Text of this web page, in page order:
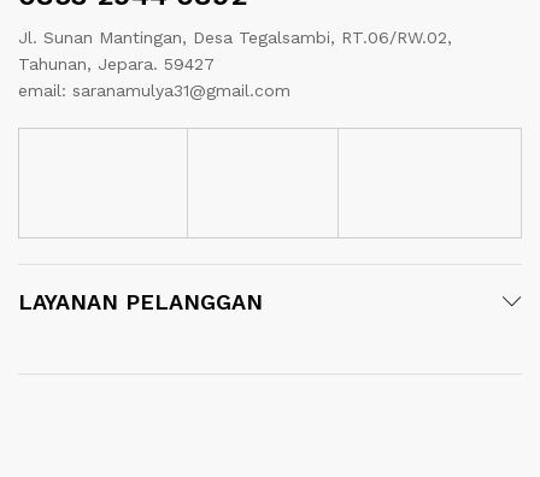
Jl. Sunan Mantingan, Desa Tegalsambi, RT.06/RW.02,
Tahunan, Jepara. 59427
email: saranamulya31@gmail.com
LAYANAN PELANGGAN